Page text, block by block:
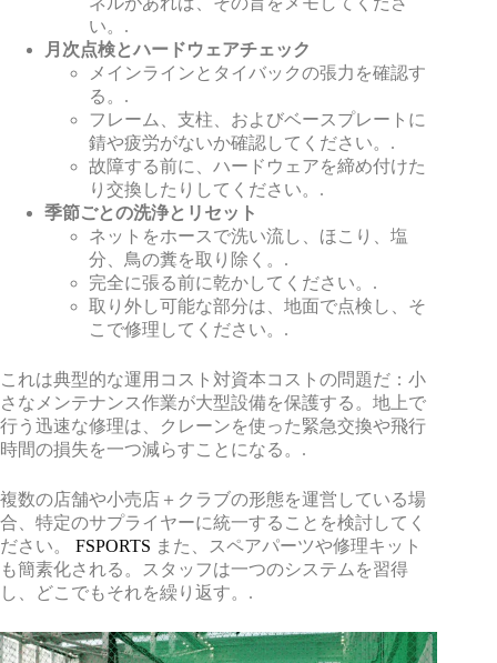
い。.
月次点検とハードウェアチェック
メインラインとタイバックの張力を確認す
る。.
フレーム、支柱、およびベースプレートに
錆や疲労がないか確認してください。.
故障する前に、ハードウェアを締め付けた
り交換したりしてください。.
季節ごとの洗浄とリセット
ネットをホースで洗い流し、ほこり、塩
分、鳥の糞を取り除く。.
完全に張る前に乾かしてください。.
取り外し可能な部分は、地面で点検し、そ
こで修理してください。.
これは典型的な運用コスト対資本コストの問題だ：小
さなメンテナンス作業が大型設備を保護する。地上で
行う迅速な修理は、クレーンを使った緊急交換や飛行
時間の損失を一つ減らすことになる。.
複数の店舗や小売店＋クラブの形態を運営している場
合、特定のサプライヤーに統一することを検討してく
ださい。 FSPORTS また、スペアパーツや修理キット
も簡素化される。スタッフは一つのシステムを習得
し、どこでもそれを繰り返す。.